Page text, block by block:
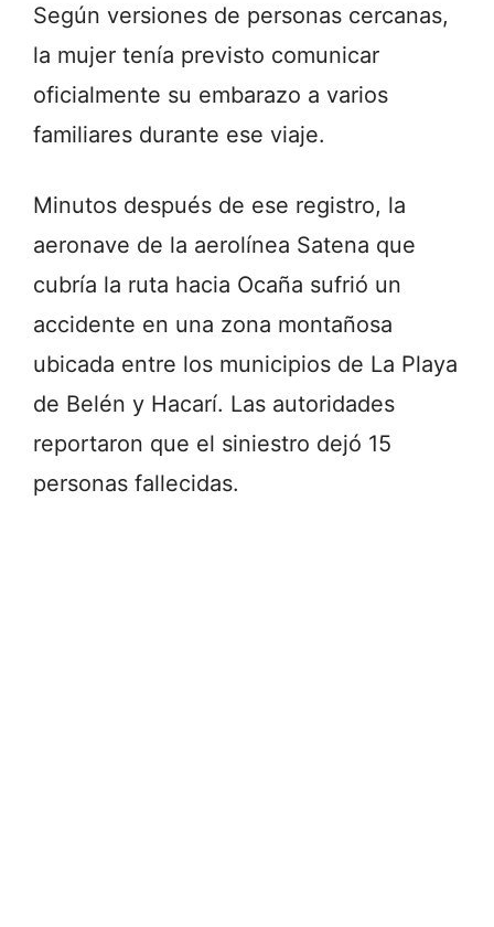
Según versiones de personas cercanas,
la mujer tenía previsto comunicar
oficialmente su embarazo a varios
familiares durante ese viaje.
Minutos después de ese registro, la
aeronave de la aerolínea Satena que
cubría la ruta hacia Ocaña sufrió un
accidente en una zona montañosa
ubicada entre los municipios de La Playa
de Belén y Hacarí. Las autoridades
reportaron que el siniestro dejó 15
personas fallecidas.